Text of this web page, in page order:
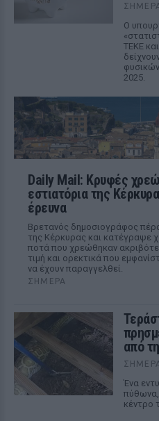
Ο
ΤΕΚΕ
2025.
Daily Mail: Κρυφές
εστιατόρια της
έρευνα
Βρετανός δημοσιογράφος
της Κέρκυρας και κατέγραψε
ποτά που χρεώθηκαν
τιμή και ορεκτικά που
να έχουν παραγγελθεί.
ΣΉΜΕΡΑ
από
Ένα
κέντρο